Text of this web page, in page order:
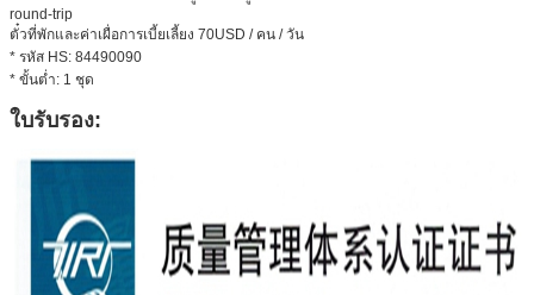
round-trip
ตั๋วที่พักและค่าเผื่อการเบี้ยเลี้ยง 70USD / คน / วัน
* รหัส HS: 84490090
* ขั้นต่ำ: 1 ชุด
ใบรับรอง: